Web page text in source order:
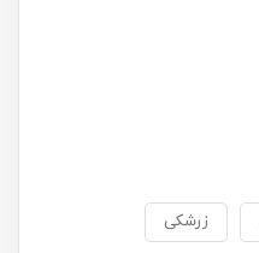
زرشکی